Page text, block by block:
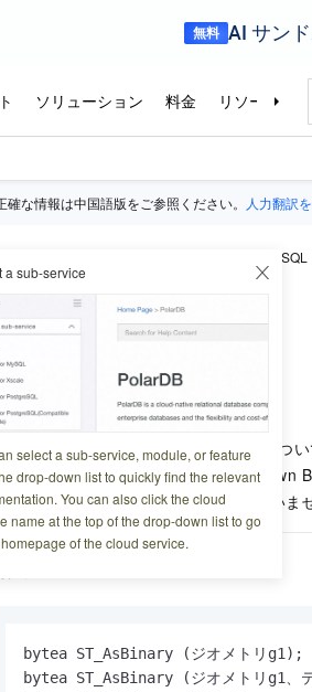
な情報は中国語版をご参照ください。 人力翻訳
a sub-service
select a sub-service, module, or feature
drop-down list to quickly find the relevant
You can also click the cloud
name at the top of the drop-down list to go
of the cloud service.
PolarDB for PostgreSQL
ST_AsBinary
日時
のトピックでは、ST_AsBinary 関数につ
オブジェクトを表すWell-Known
別子 (SRID) メタデータが含まれていませ
bytea ST_AsBinary (ジオメトリg1);
bytea ST_AsBinary (ジオメトリg1、